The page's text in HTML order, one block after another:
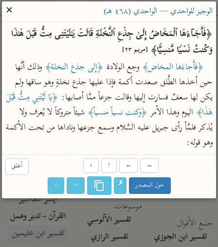
ساهم معنا في نشر القرآن والعلم الشرعي
الباحث القرآني
بحث تفسير معاجم
Type 2 or more characters for results.
Type 1 or more
characters for results.
أمّهات
تفسير الطبري
تفسير ابن كثير
تفسير البغوي
جمع الأقوال
تفسير ابن الجوزي
عامّة
فتح البيان للقنوجي
فتح القدير للشوكاني
تفسير ابن جزي
موسوعات
تفسير الآلوسي
تفسير الرازي
معاصرة
المختصر في
تفسير السعدي
أيسر التفاسير
القرآن – تدبر وعمل
تفسير ابن عثيمين
الوجيز للواحدي — الواحدي (٤٦٨ هـ)
✕
وَكُنتُ نَسۡیࣰا مَّنسِیࣰّا﴾ [مريم ٢٣]
﴿فَأَجاءَها المخاض﴾ وجع الولادة ﴿إلى جذع النخلة﴾
يكن لها سعفٌ فسارت إليها وقالت جزعاً ممَّا أصابها:
هَذَا﴾ اليوم وهذا الأمر ﴿وكنت نسياً منسياً﴾
وهو قوله:
أغلق →
←
↑
↓
حول المصدر ا+ ا-